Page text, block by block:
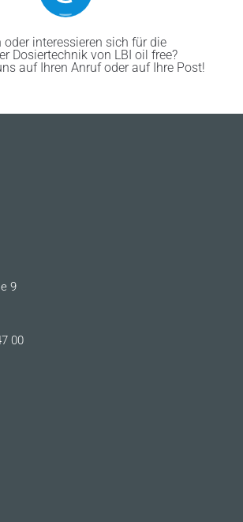
oder interessieren sich für die
Dosiertechnik von LBI oil free?
auf Ihren Anruf oder auf Ihre Post!
9
00